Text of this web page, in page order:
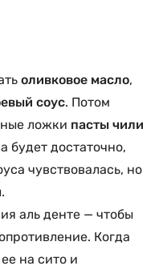
оливковое масло,
соус. Потом
ложки пасты чили
будет достаточно,
чувствовалась, но
аль денте — чтобы
Когда
на сито и